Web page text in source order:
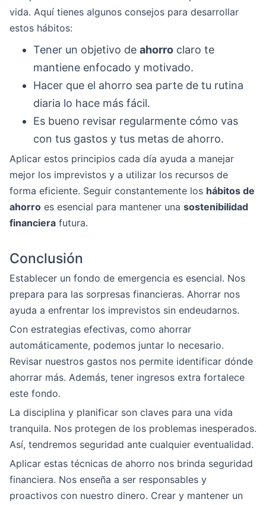
vida. Aquí tienes algunos consejos para desarrollar
estos hábitos:
Tener un objetivo de ahorro claro te
mantiene enfocado y motivado.
Hacer que el ahorro sea parte de tu rutina
diaria lo hace más fácil.
Es bueno revisar regularmente cómo vas
con tus gastos y tus metas de ahorro.
Aplicar estos principios cada día ayuda a manejar
mejor los imprevistos y a utilizar los recursos de
forma eficiente. Seguir constantemente los hábitos de
ahorro es esencial para mantener una sostenibilidad
financiera futura.
Conclusión
Establecer un fondo de emergencia es esencial. Nos
prepara para las sorpresas financieras. Ahorrar nos
ayuda a enfrentar los imprevistos sin endeudarnos.
Con estrategias efectivas, como ahorrar
automáticamente, podemos juntar lo necesario.
Revisar nuestros gastos nos permite identificar dónde
ahorrar más. Además, tener ingresos extra fortalece
este fondo.
La disciplina y planificar son claves para una vida
tranquila. Nos protegen de los problemas inesperados.
Así, tendremos seguridad ante cualquier eventualidad.
Aplicar estas técnicas de ahorro nos brinda seguridad
financiera. Nos enseña a ser responsables y
proactivos con nuestro dinero. Crear y mantener un